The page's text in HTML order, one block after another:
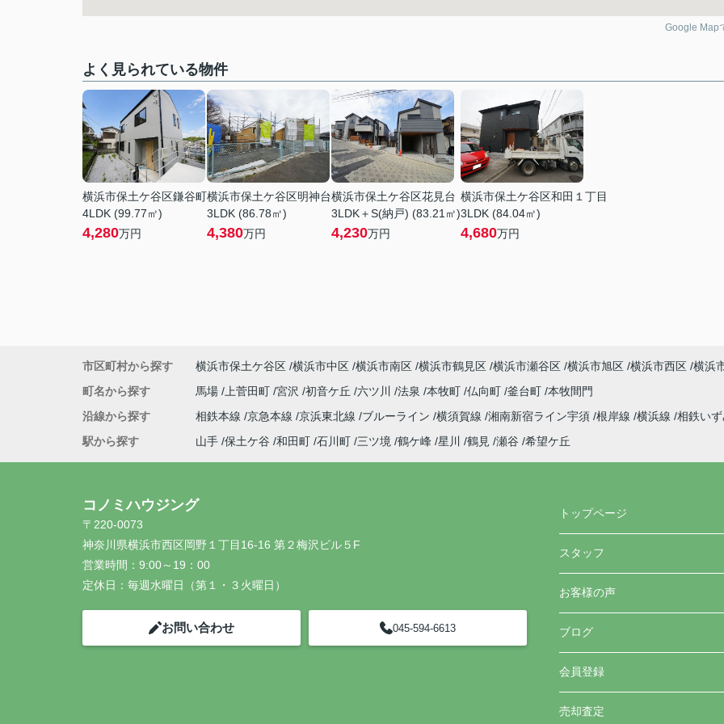
Google Map
よく見られている物件
横浜市保土ケ谷区鎌谷町
4LDK (99.77㎡)
4,280万円
横浜市保土ケ谷区明神台
3LDK (86.78㎡)
4,380万円
横浜市保土ケ谷区花見台
3LDK＋S(納戸) (83.21㎡)
4,230万円
横浜市保土ケ谷区和田１丁目
3LDK (84.04㎡)
4,680万円
市区町村から探す 横浜市保土ケ谷区 横浜市中区 横浜市南区 横浜市鶴見区 横浜市瀬谷区 横浜市旭区 横浜市西区 横浜
町名から探す
馬場 上菅田町 宮沢 初音ケ丘 六ツ川 法泉 本牧町 仏向町 釜台町 本牧間門
沿線から探す
相鉄本線 京急本線 京浜東北線 ブルーライン 横須賀線 湘南新宿ライン宇須 根岸線 横浜線 相鉄い
駅から探す
山手 保土ケ谷 和田町 石川町 三ツ境 鶴ケ峰 星川 鶴見 瀬谷 希望ケ丘
コノミハウジング
〒220-0073
神奈川県横浜市西区岡野１丁目16-16 第２梅沢ビル５F
営業時間： 9:00～19：00
定休日： 毎週水曜日（第１・３火曜日）
お問い合わせ 045-594-6613
トップページ
スタッフ
お客様の声
ブログ
会員登録
売却査定